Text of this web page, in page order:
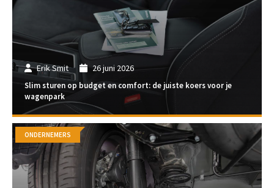
Erik Smit 26 juni 2026
Slim sturen op budget en comfort: de juiste koers voor je
wagenpark
ONDERNEMERS